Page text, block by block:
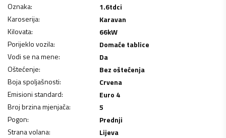
Oznaka:
1.6tdci
Karoserija:
Karavan
Kilovata: 66kW
Porijeklo vozila:
Domaće tablice
Vodi se na mene:
Da
Oštećenje:
Bez oštećenja
Boja spoljašnosti:
Crvena
Emisioni standard:
Euro 4
Broj brzina mjenjača:
5
Pogon:
Prednji
Strana volana:
Lijeva